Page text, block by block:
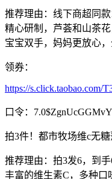
推荐理由：线下商超同
精心研制，芦荟和山茶
宝宝双手，妈妈更放心
领券：
https://s.click.taobao.com/
口令：
拍3件！都市牧场维c无糖
推荐理由：拍3发6，到
丰富的维生素C，多种